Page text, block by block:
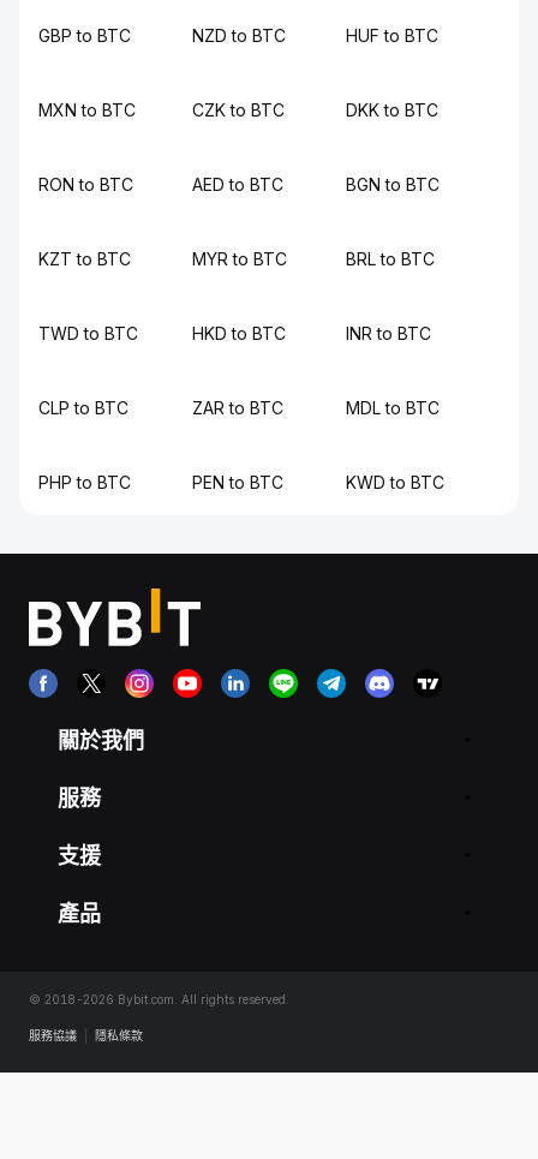
GBP to BTC NZD to BTC HUF to BTC
MXN to BTC CZK to BTC DKK to BTC
RON to BTC AED to BTC BGN to BTC
KZT to BTC MYR to BTC BRL to BTC
TWD to BTC HKD to BTC INR to BTC
CLP to BTC ZAR to BTC MDL to BTC
PHP to BTC PEN to BTC KWD to BTC
關於我們
服務
支援
產品
© 2018-2026 Bybit.com. All rights reserved.
服務協議 隱私條款